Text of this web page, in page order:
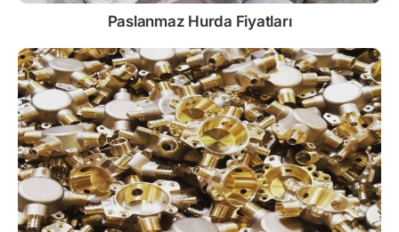
Paslanmaz Hurda Fiyatları